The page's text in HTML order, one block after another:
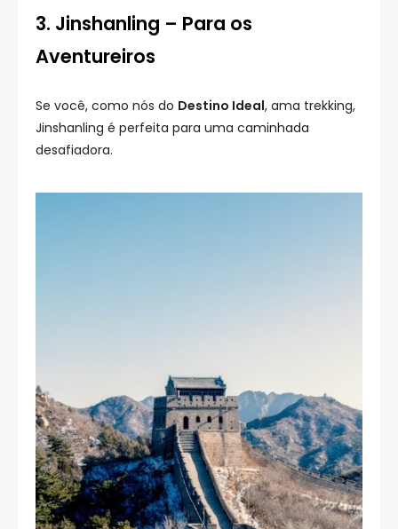
3. Jinshanling – Para os
Aventureiros
Se você, como nós do Destino Ideal, ama trekking,
Jinshanling é perfeita para uma caminhada
desafiadora.